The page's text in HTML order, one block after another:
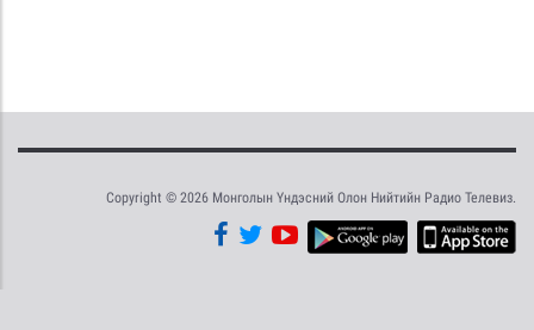
Copyright © 2026 Монголын Үндэсний Олон Нийтийн Радио Телевиз.